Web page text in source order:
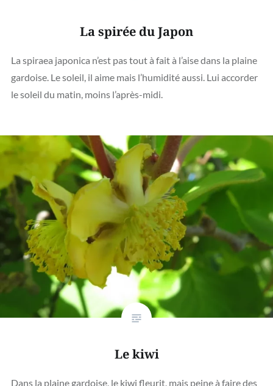
La spirée du Japon
La spiraea japonica n’est pas tout à fait à l’aise dans la plaine
gardoise. Le soleil, il aime mais l’humidité aussi. Lui accorder
le soleil du matin, moins l’après-midi.
Le kiwi
Dans la plaine gardoise, le kiwi fleurit, mais peine à faire des